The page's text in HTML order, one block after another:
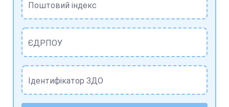
Поштовий індекс
ЄДРПОУ
Ідентифікатор ЗДО